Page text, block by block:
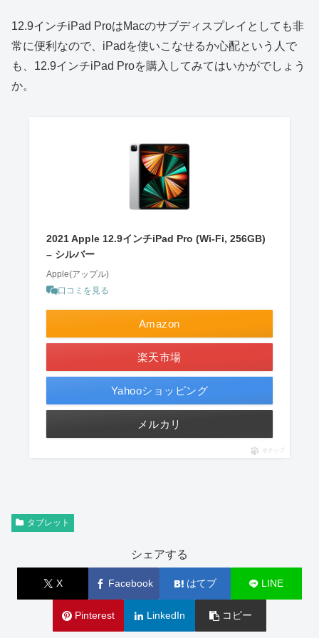
12.9インチiPad ProはMacのサブディスプレイとしても非
常に便利なので、iPadを使いこなせるか心配という人で
も、12.9インチiPad Proを購入してみてはいかがでしょう
か。
2021 Apple 12.9インチiPad Pro (Wi-Fi, 256GB)
– シルバー
Apple(アップル)
口コミを見る
Amazon
楽天市場
Yahooショッピング
メルカリ
ポチップ
タブレット
シェアする
X Facebook はてブ LINE
Pinterest LinkedIn コピー